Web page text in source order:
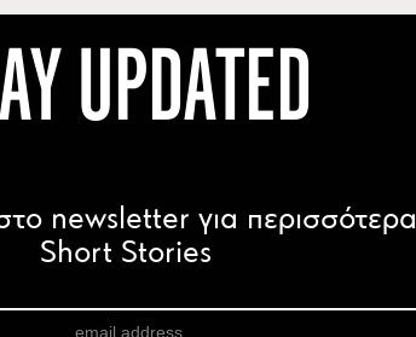
UPDATED
newsletter για περισσότερα
Short Stories